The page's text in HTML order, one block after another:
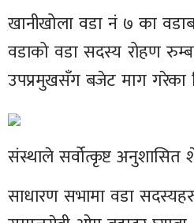
खानीखोला वडा नं ७ का
वडाको वडा सदस्य रोहण
उपप्रमुखसँग बजेट माग गरेका
संस्थाले सर्वोत्कृष्ट अनुशासित
साधारण सभामा वडा